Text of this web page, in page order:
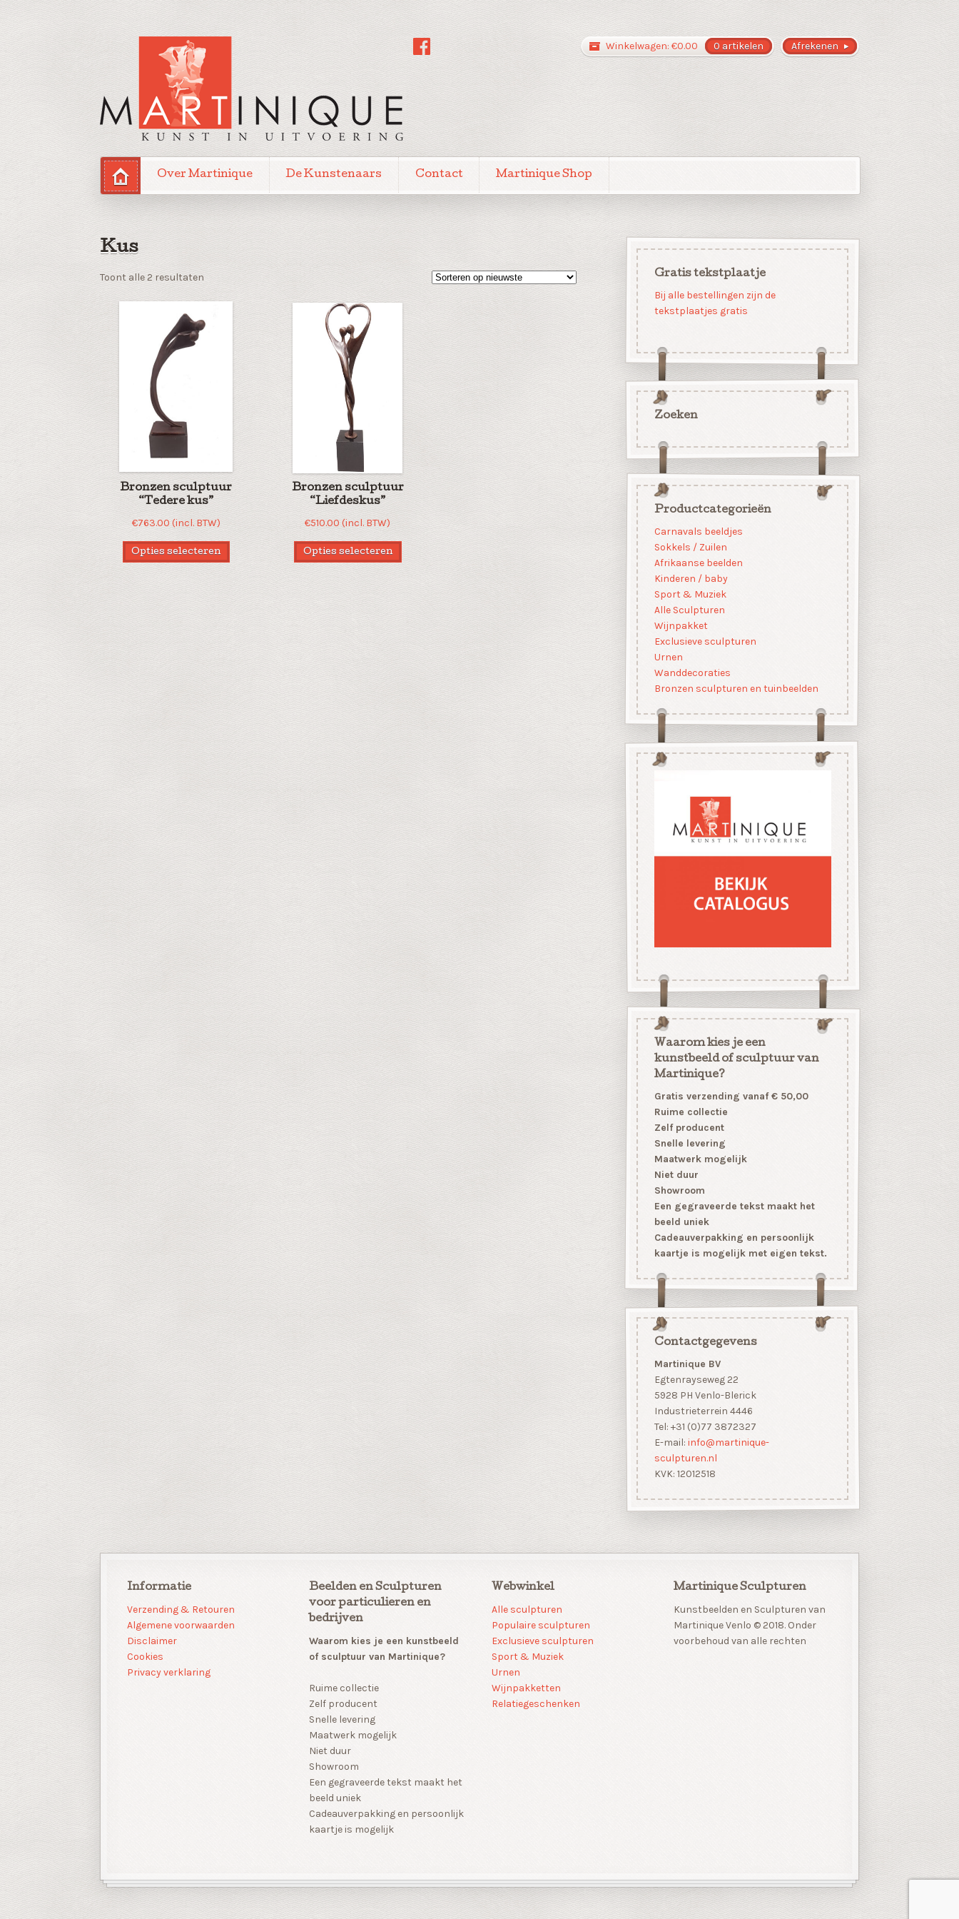
Afrekenen
Winkelwagen: €0.00 0 artikelen
Over Martinique De Kunstenaars Contact Martinique Shop
Kus
Toont alle 2 resultaten
Bronzen sculptuur
“Tedere kus”
€763.00 (incl. BTW)
Opties selecteren
Bronzen sculptuur
“Liefdeskus”
€510.00 (incl. BTW)
Opties selecteren
Gratis tekstplaatje
Bij alle bestellingen zijn de
tekstplaatjes gratis
Zoeken
Productcategorieën
Carnavals beeldjes
Sokkels / Zuilen
Afrikaanse beelden
Kinderen / baby
Sport & Muziek
Alle Sculpturen
Wijnpakket
Exclusieve sculpturen
Urnen
Wanddecoraties
Bronzen sculpturen en tuinbeelden
Waarom kies je een
kunstbeeld of sculptuur van
Martinique?
Gratis verzending vanaf € 50,00
Ruime collectie
Zelf producent
Snelle levering
Maatwerk mogelijk
Niet duur
Showroom
Een gegraveerde tekst maakt het
beeld uniek
Cadeauverpakking en persoonlijk
kaartje is mogelijk met eigen tekst.
Contactgegevens
Martinique BV
Egtenrayseweg 22
5928 PH Venlo-Blerick
Industrieterrein 4446
Tel: +31 (0)77 3872327
E-mail: info@martinique-
sculpturen.nl
KVK: 12012518
Informatie
Verzending & Retouren
Algemene voorwaarden
Disclaimer
Cookies
Privacy verklaring
Beelden en Sculpturen
voor particulieren en
bedrijven
Waarom kies je een kunstbeeld
of sculptuur van Martinique?
Ruime collectie
Zelf producent
Snelle levering
Maatwerk mogelijk
Niet duur
Showroom
Een gegraveerde tekst maakt het
beeld uniek
Cadeauverpakking en persoonlijk
kaartje is mogelijk
Webwinkel
Alle sculpturen
Populaire sculpturen
Exclusieve sculpturen
Sport & Muziek
Urnen
Wijnpakketten
Relatiegeschenken
Martinique Sculpturen
Kunstbeelden en Sculpturen van
Martinique Venlo © 2018. Onder
voorbehoud van alle rechten